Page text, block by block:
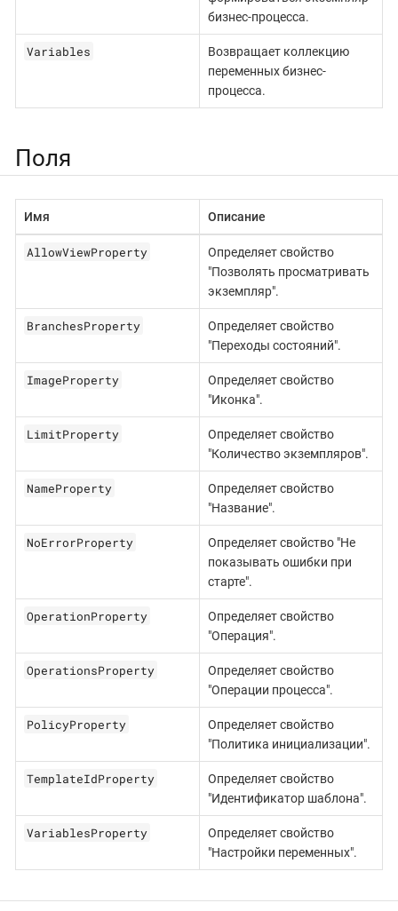
бизнес-процесса.
Variables
Возвращает коллекцию
переменных бизнес-
процесса.
Поля
Имя Описание
AllowViewProperty
Определяет свойство
"Позволять просматривать
экземпляр".
BranchesProperty
Определяет свойство
"Переходы состояний".
ImageProperty
Определяет свойство
"Иконка".
LimitProperty
Определяет свойство
"Количество экземпляров".
NameProperty
Определяет свойство
"Название".
NoErrorProperty
Определяет свойство "Не
показывать ошибки при
старте".
OperationProperty
Определяет свойство
"Операция".
OperationsProperty
Определяет свойство
"Операции процесса".
PolicyProperty
Определяет свойство
"Политика инициализации".
TemplateIdProperty
Определяет свойство
"Идентификатор шаблона".
VariablesProperty
Определяет свойство
"Настройки переменных".